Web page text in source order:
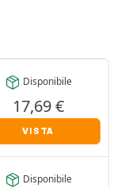
Disponibile
17,69€
VISTA
Disponibile